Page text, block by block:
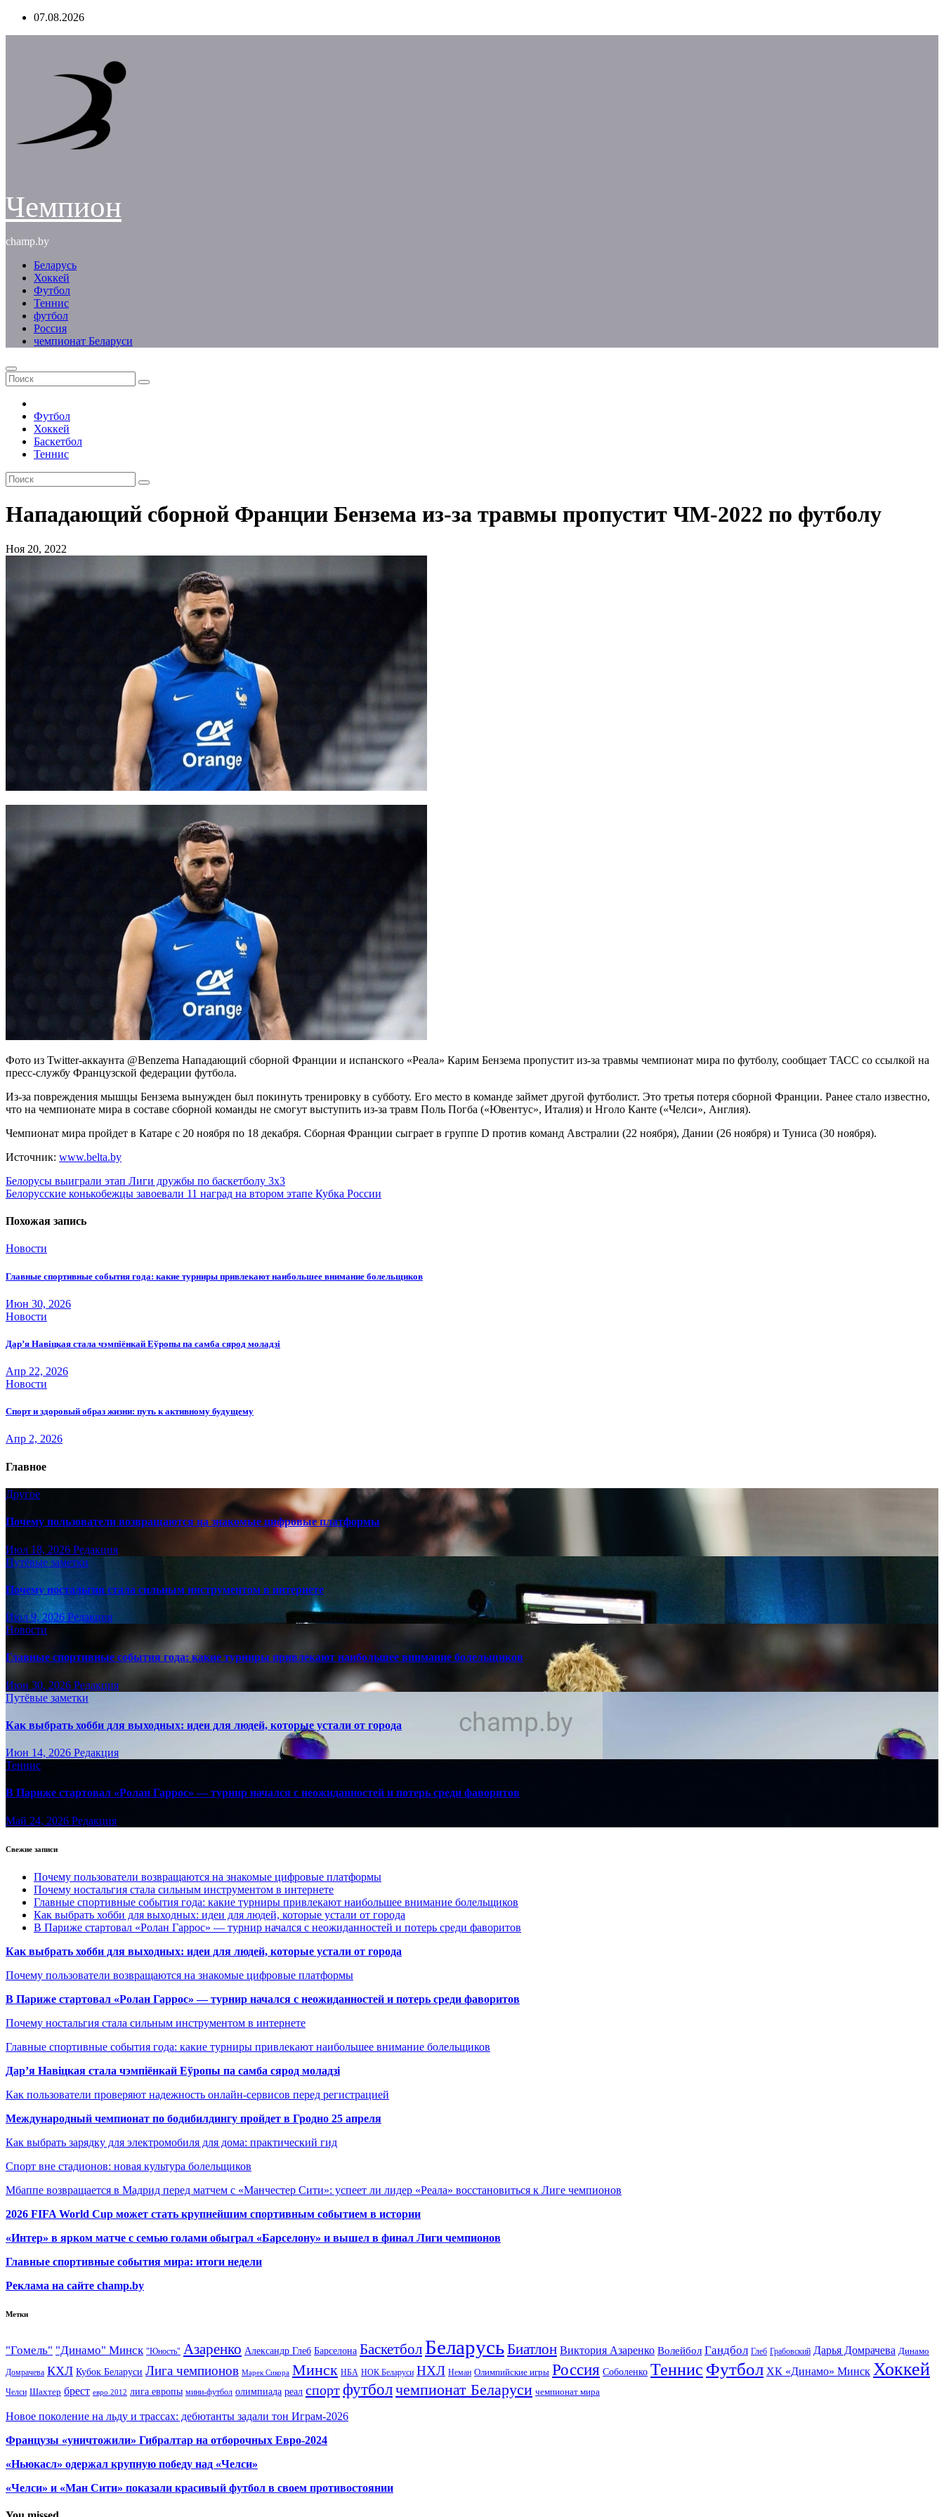
Перейти07.08.2026
Чемпион
champ.by
Беларусь
Хоккей
Футбол
Теннис
футбол
Россия
чемпионат Беларуси
Футбол
Хоккей
Баскетбол
Теннис
Нападающий сборной Франции Бензема из-за травмы пропустит ЧМ-2022 по футболу
Ноя 20, 2022
Фото из Twitter-аккаунта @Benzema Нападающий сборной Франции и испанского «Реала» Карим Бензема пропустит из-за травмы чемпионат мира по футболу, сообщает ТАСС со ссылкой на
пресс-службу Французской федерации футбола.
Из-за повреждения мышцы Бензема вынужден был покинуть тренировку в субботу. Его место в команде займет другой футболист. Это третья потеря сборной Франции. Ранее стало известно,
что на чемпионате мира в составе сборной команды не смогут выступить из-за травм Поль Погба («Ювентус», Италия) и Нголо Канте («Челси», Англия).
Чемпионат мира пройдет в Катаре с 20 ноября по 18 декабря. Сборная Франции сыграет в группе D против команд Австралии (22 ноября), Дании (26 ноября) и Туниса (30 ноября).
Источник: www.belta.by
Навигация
по
записям
Белорусы выиграли этап Лиги дружбы по баскетболу 3х3
Белорусские конькобежцы завоевали 11 наград на втором этапе Кубка России
Похожая запись
Новости
Главные спортивные события года: какие турниры привлекают наибольшее внимание болельщиков
Июн 30, 2026
Новости
Дар’я Навіцкая стала чэмпіёнкай Еўропы па самба сярод моладзі
Апр 22, 2026
Новости
Спорт и здоровый образ жизни: путь к активному будущему
Апр 2, 2026
Главное
Другое
Почему пользователи возвращаются на знакомые цифровые платформы
Июл 18, 2026 Редакция
Путёвые заметки
Почему ностальгия стала сильным инструментом в интернете
Июл 9, 2026 Редакция
Новости
Главные спортивные события года: какие турниры привлекают наибольшее внимание болельщиков
Июн 30, 2026 Редакция
Путёвые заметки
Как выбрать хобби для выходных: идеи для людей, которые устали от города
Июн 14, 2026 Редакция
Теннис
В Париже стартовал «Ролан Гаррос» — турнир начался с неожиданностей и потерь среди фаворитов
Май 24, 2026 Редакция
Свежие записи
Почему пользователи возвращаются на знакомые цифровые платформы
Почему ностальгия стала сильным инструментом в интернете
Главные спортивные события года: какие турниры привлекают наибольшее внимание болельщиков
Как выбрать хобби для выходных: идеи для людей, которые устали от города
В Париже стартовал «Ролан Гаррос» — турнир начался с неожиданностей и потерь среди фаворитов
Как выбрать хобби для выходных: идеи для людей, которые устали от города
Почему пользователи возвращаются на знакомые цифровые платформы
В Париже стартовал «Ролан Гаррос» — турнир начался с неожиданностей и потерь среди фаворитов
Почему ностальгия стала сильным инструментом в интернете
Главные спортивные события года: какие турниры привлекают наибольшее внимание болельщиков
Дар’я Навіцкая стала чэмпіёнкай Еўропы па самба сярод моладзі
Как пользователи проверяют надежность онлайн-сервисов перед регистрацией
Международный чемпионат по бодибилдингу пройдет в Гродно 25 апреля
Как выбрать зарядку для электромобиля для дома: практический гид
Спорт вне стадионов: новая культура болельщиков
Мбаппе возвращается в Мадрид перед матчем с «Манчестер Сити»: успеет ли лидер «Реала» восстановиться к Лиге чемпионов
2026 FIFA World Cup может стать крупнейшим спортивным событием в истории
«Интер» в ярком матче с семью голами обыграл «Барселону» и вышел в финал Лиги чемпионов
Главные спортивные события мира: итоги недели
Реклама на сайте champ.by
Метки
"Гомель" "Динамо" Минск "Юность" Азаренко Александр Глеб Барселона Баскетбол БеларусьБиатлон Виктория Азаренко Волейбол Гандбол Глеб Грабовский Дарья Домрачева Динамо
Домрачева КХЛ Кубок Беларуси Лига чемпионов Марек Сикора Минск НБА НОК Беларуси НХЛ Неман Олимпийские игры Россия Соболенко Теннис Футбол ХК «Динамо» Минск Хоккей
Челси Шахтер брест евро 2012 лига европы мини-футбол олимпиада реал спортфутболчемпионат Беларуси чемпионат мира
Новое поколение на льду и трассах: дебютанты задали тон Играм-2026
Французы «уничтожили» Гибралтар на отборочных Евро-2024
«Ньюкасл» одержал крупную победу над «Челси»
«Челси» и «Ман Сити» показали красивый футбол в своем противостоянии